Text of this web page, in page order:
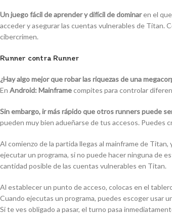
Un juego fácil de aprender y difícil de dominaren el
acceder y asegurar las cuentas vulnerables de Titan.
cibercrimen.
Runner contra Runner
¿Hay algo mejor que robar las riquezas de una
En Android: Mainframecompites para controlar
Sin embargo, ir más rápido que otros runners puede
pueden muy bien adueñarse de tus accesos. Puedes
Al comienzo de la partida llegas al mainframe de
ejecutar un programa, si no puede hacer ninguna de
cantidad posible de las cuentas vulnerables en Titan.
Al establecer un punto de acceso, colocas en el
Cuando ejecutas un programa, puedes escoger usar
Si te ves obligado a pasar, el turno pasa